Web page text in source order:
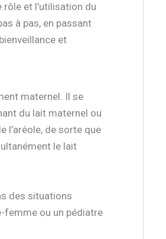
et l’utilisation du
à pas, en passant
et
maternel. Il se
du lait maternel ou
l’aréole, de sorte que
le lait
des situations
femme ou un pédiatre